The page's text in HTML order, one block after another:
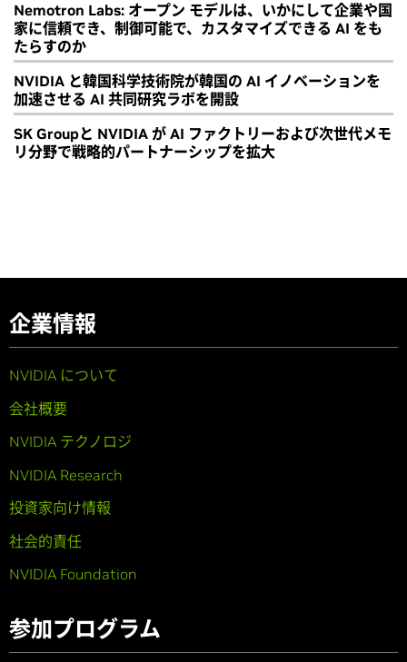
Nemotron Labs: オープン モデルは、いかにして企業や国
家に信頼でき、制御可能で、カスタマイズできる AI をも
たらすのか
NVIDIA と韓国科学技術院が韓国の AI イノベーションを
加速させる AI 共同研究ラボを開設
SK Groupと NVIDIA が AI ファクトリーおよび次世代メモ
リ分野で戦略的パートナーシップを拡大
企業情報
NVIDIA について
会社概要
NVIDIA テクノロジ
NVIDIA Research
投資家向け情報
社会的責任
NVIDIA Foundation
参加プログラム